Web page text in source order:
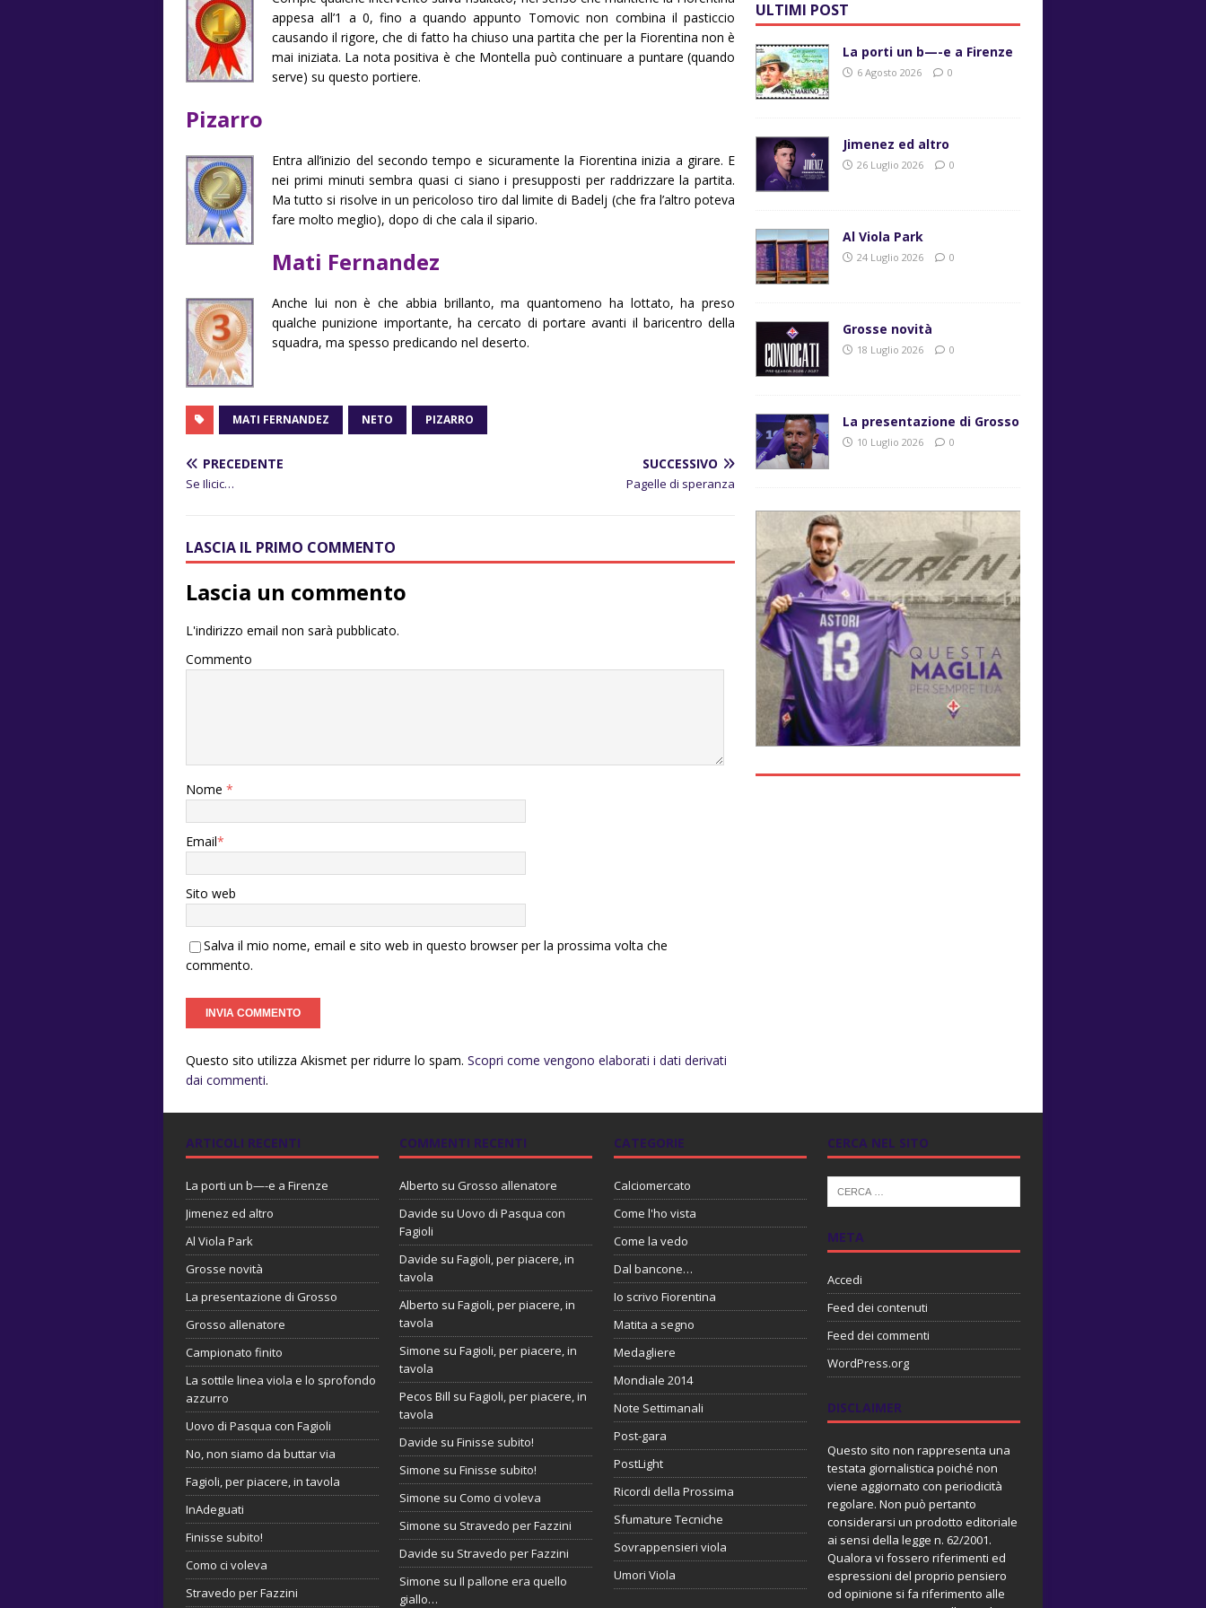
appesa all’1 a 0, fino a quando appunto Tomovic non combina il pasticcio
causando il rigore, che di fatto ha chiuso una partita che per la Fiorentina non è
mai iniziata. La nota positiva è che Montella può continuare a puntare (quando
serve) su questo portiere.
Pizarro
Entra all’inizio del secondo tempo e sicuramente la Fiorentina inizia a girare. E
nei primi minuti sembra quasi ci siano i presupposti per raddrizzare la partita.
Ma tutto si risolve in un pericoloso tiro dal limite di Badelj (che fra l’altro poteva
fare molto meglio), dopo di che cala il sipario.
Mati Fernandez
Anche lui non è che abbia brillanto, ma quantomeno ha lottato, ha preso
qualche punizione importante, ha cercato di portare avanti il baricentro della
squadra, ma spesso predicando nel deserto.
MATI FERNANDEZ NETO PIZARRO
PRECEDENTE
Se Ilicic…
SUCCESSIVO
Pagelle di speranza
LASCIA IL PRIMO COMMENTO
Lascia un commento
L'indirizzo email non sarà pubblicato.
Commento
Nome *
Email*
Sito web
Salva il mio nome, email e sito web in questo browser per la prossima volta che
commento.
Questo sito utilizza Akismet per ridurre lo spam. Scopri come vengono elaborati i dati derivati
dai commenti.
ULTIMI POST
La porti un b—-e a Firenze
6 Agosto 2026 0
Jimenez ed altro
26 Luglio 2026 0
Al Viola Park
24 Luglio 2026 0
Grosse novità
18 Luglio 2026 0
La presentazione di Grosso
10 Luglio 2026 0
ARTICOLI RECENTI
La porti un b—-e a Firenze
Jimenez ed altro
Al Viola Park
Grosse novità
La presentazione di Grosso
Grosso allenatore
Campionato finito
La sottile linea viola e lo sprofondo
azzurro
Uovo di Pasqua con Fagioli
No, non siamo da buttar via
Fagioli, per piacere, in tavola
InAdeguati
Finisse subito!
Como ci voleva
Stravedo per Fazzini
COMMENTI RECENTI
Alberto su Grosso allenatore
Davide suUovo di Pasqua con
Fagioli
Davide suFagioli, per piacere, in
tavola
Alberto suFagioli, per piacere, in
tavola
Simone suFagioli, per piacere, in
tavola
Pecos Bill suFagioli, per piacere, in
tavola
Davide suFinisse subito!
Simone suFinisse subito!
Simone suComo ci voleva
Simone su Stravedo per Fazzini
Davide su Stravedo per Fazzini
Simone suIl pallone era quello
giallo…
CATEGORIE
Calciomercato
Come l'ho vista
Come la vedo
Dal bancone…
Io scrivo Fiorentina
Matita a segno
Medagliere
Mondiale 2014
Note Settimanali
Post-gara
PostLight
Ricordi della Prossima
Sfumature Tecniche
Sovrappensieri viola
Umori Viola
CERCA NEL SITO
META
Accedi
Feed dei contenuti
Feed dei commenti
WordPress.org
DISCLAIMER
Questo sito non rappresenta una
testata giornalistica poiché non
viene aggiornato con periodicità
regolare. Non può pertanto
considerarsi un prodotto editoriale
ai sensi della legge n. 62/2001.
Qualora vi fossero riferimenti ed
espressioni del proprio pensiero
od opinione si fa riferimento alle